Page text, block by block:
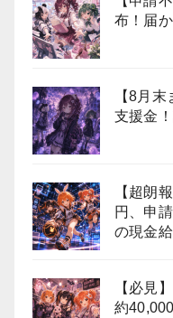
布！届
【8月
支援金
【超朗
円、申
の現金
【必見
約